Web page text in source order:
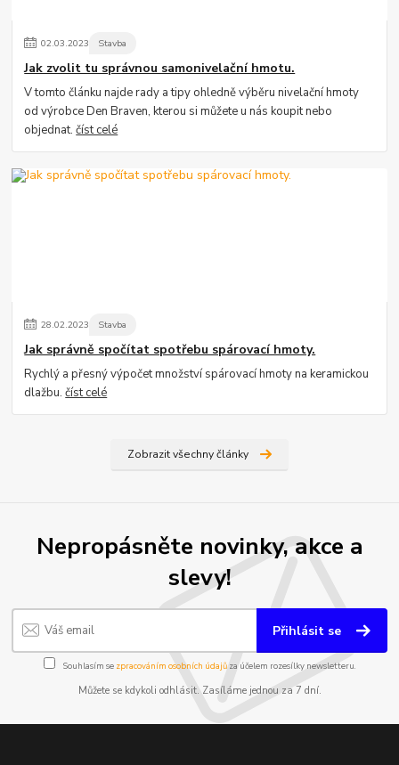
02.03.2023 Stavba
Jak zvolit tu správnou samonivelační hmotu.
V tomto článku najde rady a tipy ohledně výběru nivelační hmoty
od výrobce Den Braven, kterou si můžete u nás koupit nebo
objednat.číst celé
28.02.2023 Stavba
Jak správně spočítat spotřebu spárovací hmoty.
Rychlý a přesný výpočet množství spárovací hmoty na keramickou
dlažbu.číst celé
Zobrazit všechny články
Nepropásněte novinky, akce a
slevy!
Přihlásit se
Souhlasím se zpracováním osobních údajůza účelem rozesílky newsletteru.
Můžete se kdykoli odhlásit. Zasíláme jednou za 7 dní.